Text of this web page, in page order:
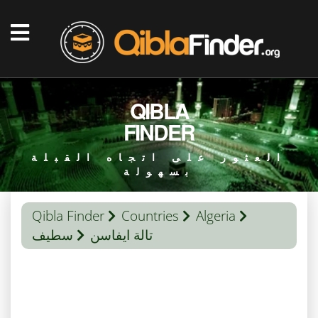
QIBLA
FINDER
العثور على اتجاه القبلة
بسهولة
Qibla Finder Countries
Algeria
سطيف
تالة ايفاسن